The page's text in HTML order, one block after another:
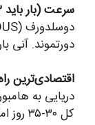
سرعت (بار باید ۳-۴ روزه برسد):
دورتموند. آنی
اقتصادی‌ترین
دریایی به
کل ۳۰-۳۵ روز اما هزینه هر کیلوگرم در کف خود است.